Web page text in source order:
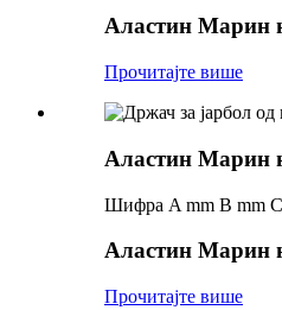
Аластин Марин
Прочитајте више
Аластин Марин
Шифра A mm B mm
Аластин Марин
Прочитајте више